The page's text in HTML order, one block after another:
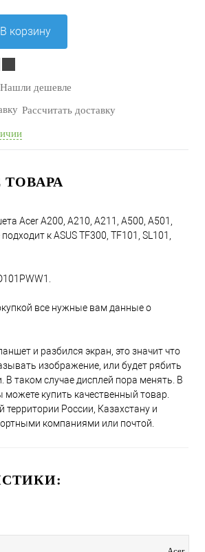
В корзину
Нашли дешевле
Рассчитать доставку
Acer A200, A210, A211, A500, A501,
к ASUS TF300, TF101, SL101,
все нужные вам данные о
и разбился экран, это значит что
изображение, или будет рябить
В таком случае дисплей пора менять. В
купить качественный товар.
территории России, Казахстану и
компаниями или почтой.